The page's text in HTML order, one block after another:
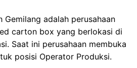
Gemilang adalah perusahaan
carton box yang berlokasi di
Saat ini perusahaan membuka
posisi Operator Produksi.